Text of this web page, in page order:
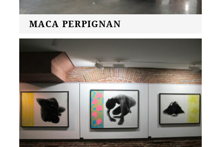
MACA PERPIGNAN